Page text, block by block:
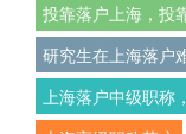
投靠落户上海，投
研究生在上海落户
上海落户中级职称